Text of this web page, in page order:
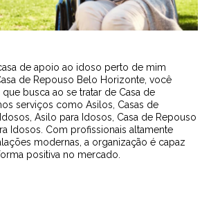
de apoio ao idoso perto de mim
de Repouso Belo Horizonte, você
busca ao se tratar de Casa de
serviços como Asilos, Casas de
Asilo para Idosos, Casa de Repouso
Idosos. Com profissionais altamente
modernas, a organização é capaz
positiva no mercado.